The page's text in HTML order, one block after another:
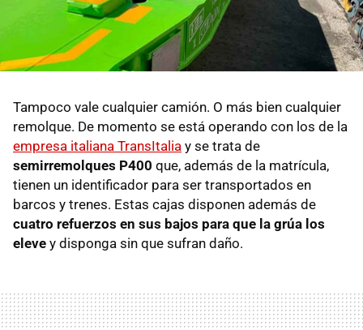
Tampoco vale cualquier camión. O más bien cualquier
remolque. De momento se está operando con los de la
empresa italiana TransItalia y se trata de
semirremolques P400 que, además de la matrícula,
tienen un identificador para ser transportados en
barcos y trenes. Estas cajas disponen además de
cuatro refuerzos en sus bajos para que la grúa los
eleve y disponga sin que sufran daño.